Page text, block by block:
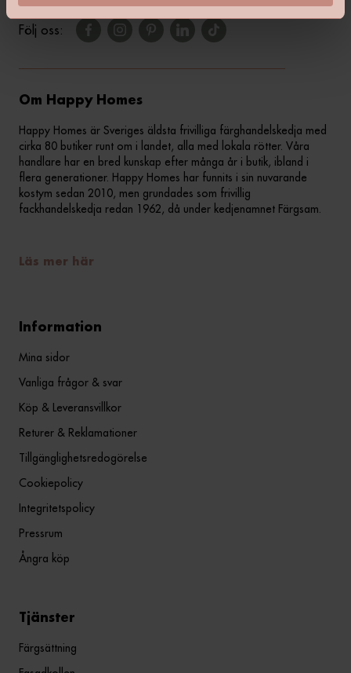
Följ oss:
Om Happy Homes
Happy Homes är Sveriges äldsta frivilliga färghandelskedja med
cirka 80 butiker runt om i landet, alla med lokala rötter. Våra
handlare har en bred kunskap efter många år i butik, ibland i
flera generationer. Happy Homes har funnits i sin nuvarande
kostym sedan 2010, men grundades som frivillig
fackhandelskedja redan 1962, då under kedjenamnet Färgsam.
Läs mer här
Information
Mina sidor
Vanliga frågor & svar
Köp & Leveransvillkor
Returer & Reklamationer
Tillgänglighetsredogörelse
Cookiepolicy
Integritetspolicy
Pressrum
Ångra köp
Tjänster
Färgsättning